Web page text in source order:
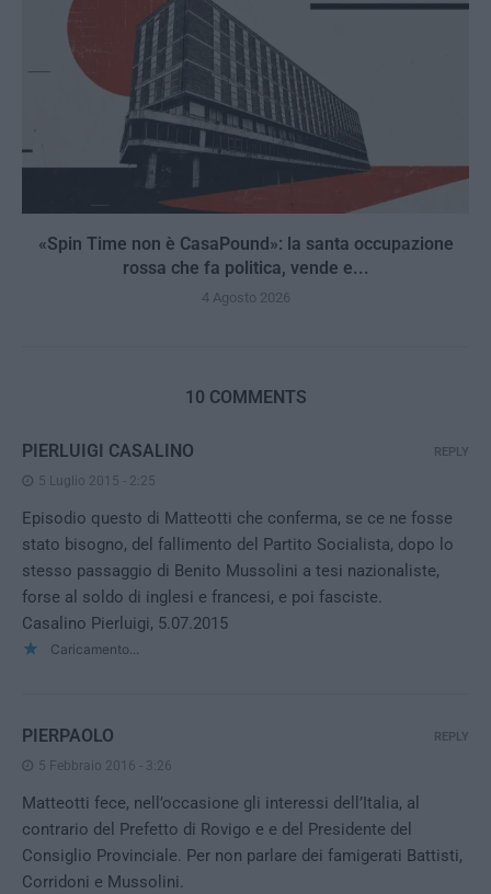
«Spin Time non è CasaPound»: la santa occupazione
rossa che fa politica, vende e...
4 Agosto 2026
10 COMMENTS
PIERLUIGI CASALINO
5 Luglio 2015 - 2:25
Episodio questo di Matteotti che conferma, se ce ne fosse
stato bisogno, del fallimento del Partito Socialista, dopo lo
stesso passaggio di Benito Mussolini a tesi nazionaliste,
forse al soldo di inglesi e francesi, e poi fasciste.
Casalino Pierluigi, 5.07.2015
Caricamento...
REPLY
PIERPAOLO
5 Febbraio 2016 - 3:26
Matteotti fece, nell’occasione gli interessi dell’Italia, al
contrario del Prefetto di Rovigo e e del Presidente del
Consiglio Provinciale. Per non parlare dei famigerati Battisti,
Corridoni e Mussolini.
REPLY